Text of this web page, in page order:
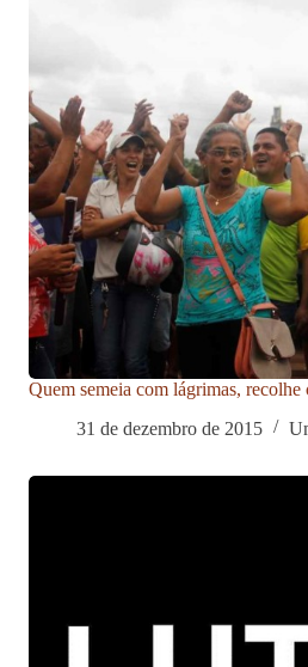
Quem semeia com lágrimas, recolhe
31 de dezembro de 2015